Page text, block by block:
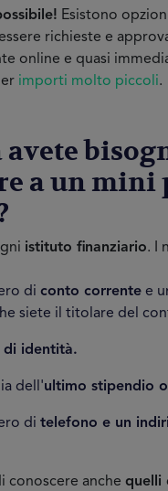
Esistono
richieste e
online e quasi
importi molto piccoli.
avete
a un
istituto finanziario. I
di conto corrente e
siete il titolare del
di identità.
dell'ultimo stipendio
di telefono e un
conoscere anche quelli